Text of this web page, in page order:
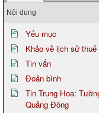
Nội dung
Yếu mục
Khảo về lịch sử
Tin vắn
Đoản bình
Tin Trung Hoa:
Quảng Đông